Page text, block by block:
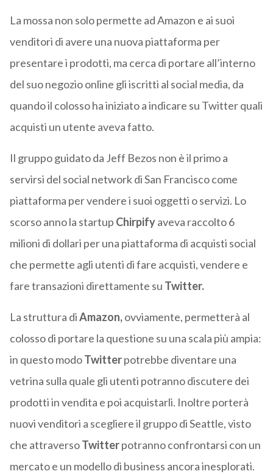
La mossa non solo permette ad Amazon e ai suoi
venditori di avere una nuova piattaforma per
presentare i prodotti, ma cerca di portare all’interno
del suo negozio online gli iscritti al social media, da
quando il colosso ha iniziato a indicare su Twitter quali
acquisti un utente aveva fatto.
Il gruppo guidato da Jeff Bezos non è il primo a
servirsi del social network di San Francisco come
piattaforma per vendere i suoi oggetti o servizi. Lo
scorso anno la startup Chirpifyaveva raccolto 6
milioni di dollari per una piattaforma di acquisti social
che permette agli utenti di fare acquisti, vendere e
fare transazioni direttamente su Twitter.
La struttura diAmazon,ovviamente, permetterà al
colosso di portare la questione su una scala più ampia:
in questo modoTwitterpotrebbe diventare una
vetrina sulla quale gli utenti potranno discutere dei
prodotti in vendita e poi acquistarli. Inoltre porterà
nuovi venditori a scegliere il gruppo di Seattle, visto
che attraversoTwitterpotranno confrontarsi con un
mercato e un modello di business ancora inesplorati.